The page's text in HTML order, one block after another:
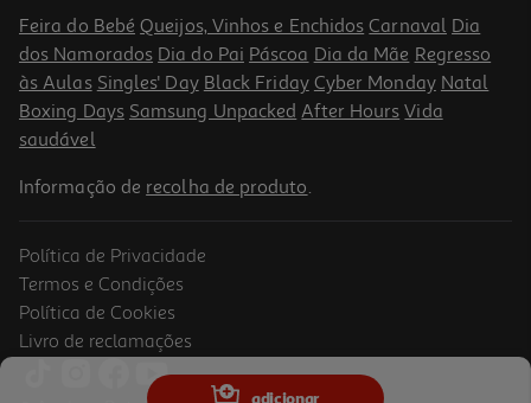
adicionar
12,99 €
Auriculares Tws Qilive 600169949 In Ear Anc Pr Q1861
Feira do Bebé Queijos, Vinhos e Enchidos Carnaval Dia
dos Namorados Dia do Pai Páscoa Dia da Mãe Regresso
às Aulas Singles' Day Black Friday Cyber Monday Natal
Boxing Days Samsung Unpacked After Hours Vida
saudável
Informação de recolha de produto.
Política de Privacidade
Termos e Condições
Política de Cookies
Livro de reclamações